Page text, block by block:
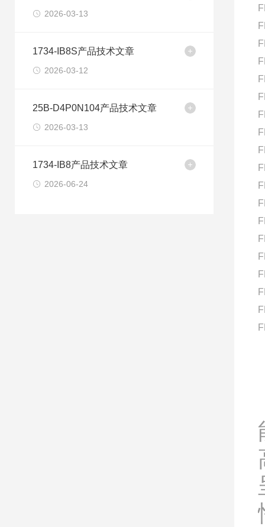
2026-03-13
1734-IB8S产品技术文章
2026-03-12
25B-D4P0N104产品技术文章
2026-03-13
1734-IB8产品技术文章
2026-06-24